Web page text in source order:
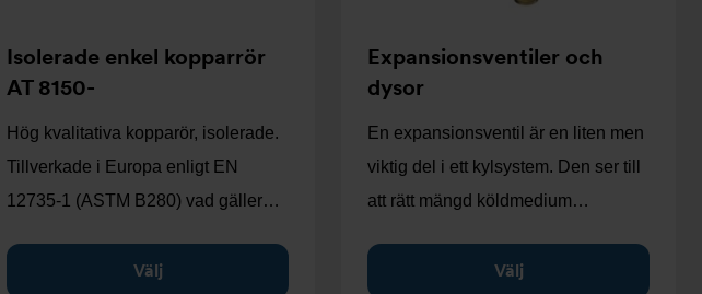
Isolerade enkel kopparrör
AT 8150-
Hög kvalitativa kopparör, isolerade.
Tillverkade i Europa enligt EN
12735-1 (ASTM B280) vad gäller…
Välj
Expansionsventiler och
dysor
En expansionsventil är en liten men
viktig del i ett kylsystem. Den ser till
att rätt mängd köldmedium…
Välj